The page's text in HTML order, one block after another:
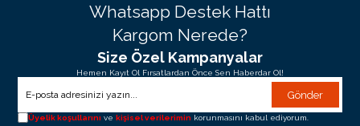
Whatsapp Destek Hattı
Kargom Nerede?
Size Özel Kampanyalar
Hemen Kayıt Ol Fırsatlardan Önce Sen Haberdar Ol!
Gönder
Üyelik koşullarını ve kişisel verilerimin korunmasını kabul ediyorum.